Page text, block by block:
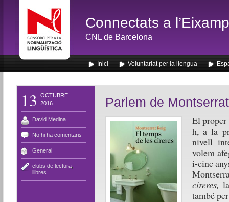
Connectats a
CNL de Barcelona
Inici Voluntariat per la llengua
13
OCTUBRE
2016
David Medina
No hi ha comentaris
General
clubs de lectura,
llibres
Parlem de
El proper
h, a la
nivell
volem
i-cinc
cireres,
també